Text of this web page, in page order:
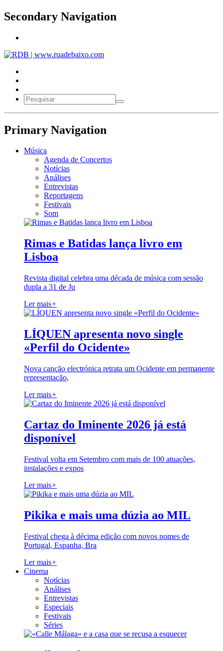
Secondary Navigation
Primary Navigation
Música
Agenda de Concertos
Notícias
Análises
Entrevistas
Reportagens
Festivais
Som
Rimas e Batidas lança livro em
Lisboa
Revista digital celebra uma década de música com sessão
dupla a 31 de Ju
Ler mais+
LÍQUEN apresenta novo single
«Perfil do Ocidente»
Nova canção electrónica retrata um Ocidente em permanente
representação,
Ler mais+
Cartaz do Iminente 2026 já está
disponível
Festival volta em Setembro com mais de 100 atuações,
instalações e expos
Ler mais+
Pikika e mais uma dúzia ao MIL
Festival chega à décima edição com novos nomes de
Portugal, Espanha, Bra
Ler mais+
Cinema
Notícias
Análises
Entrevistas
Especiais
Festivais
Séries